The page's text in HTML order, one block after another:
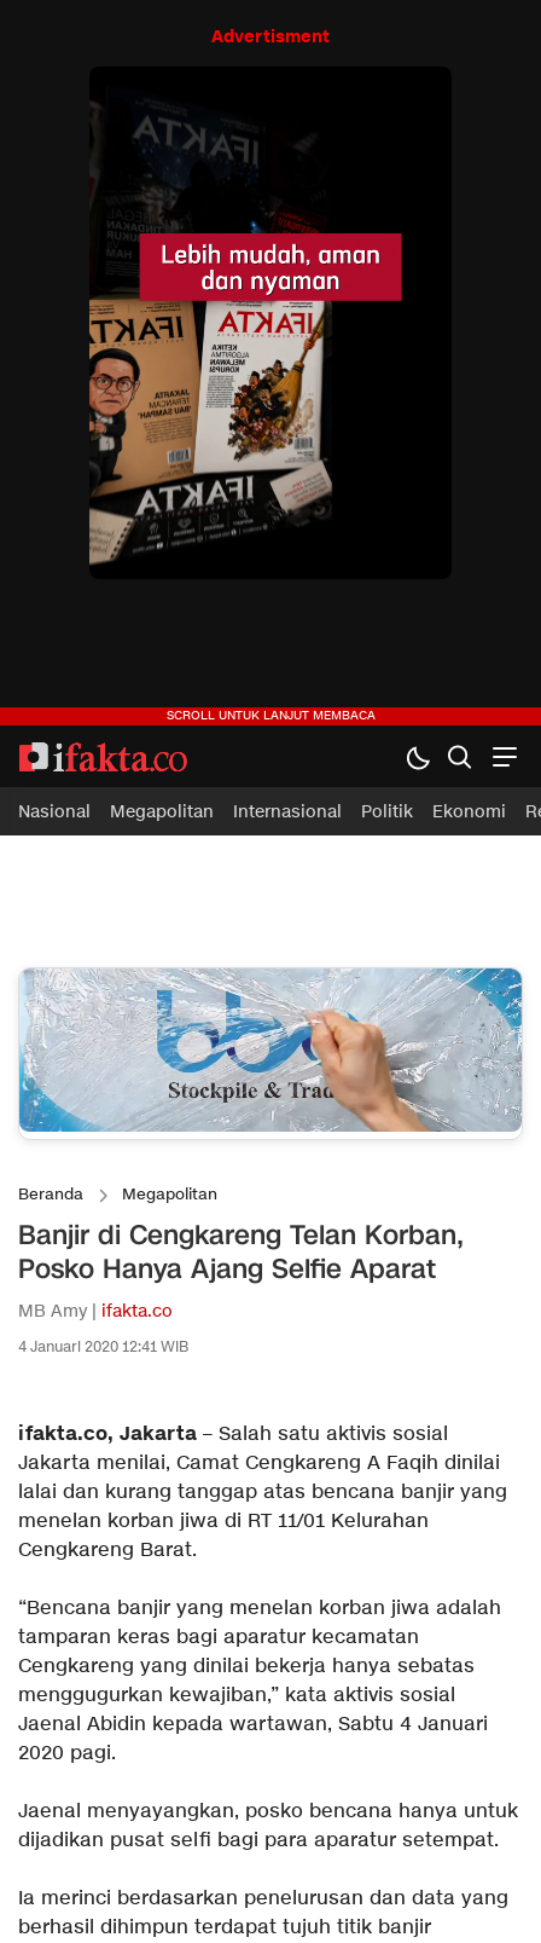
Advertisment
Nasional Megapolitan Internasional Politik Ekonomi
Beranda Megapolitan
Banjir di Cengkareng Telan Korban,
Posko Hanya Ajang Selfie Aparat
MB Amy | ifakta.co
4 Januari 2020 12:41 WIB
ifakta.co, Jakarta – Salah satu aktivis sosial
Jakarta menilai, Camat Cengkareng A Faqih dinilai
lalai dan kurang tanggap atas bencana banjir yang
menelan korban jiwa di RT 11/01 Kelurahan
Cengkareng Barat.
“Bencana banjir yang menelan korban jiwa adalah
tamparan keras bagi aparatur kecamatan
Cengkareng yang dinilai bekerja hanya sebatas
menggugurkan kewajiban,” kata aktivis sosial
Jaenal Abidin kepada wartawan, Sabtu 4 Januari
2020 pagi.
Jaenal menyayangkan, posko bencana hanya untuk
dijadikan pusat selfi bagi para aparatur setempat.
Ia merinci berdasarkan penelurusan dan data yang
berhasil dihimpun terdapat tujuh titik banjir